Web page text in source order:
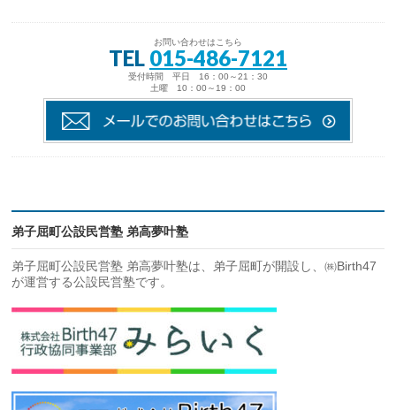
お問い合わせはこちら
TEL 015-486-7121
受付時間 平日 16：00～21：30
土曜 10：00～19：00
弟子屈町公設民営塾 弟高夢叶塾
弟子屈町公設民営塾 弟高夢叶塾は、弟子屈町が開設し、㈱Birth47
が運営する公設民営塾です。